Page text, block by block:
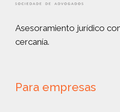
Asesoramiento jurídico
cercanía.
Para empresas